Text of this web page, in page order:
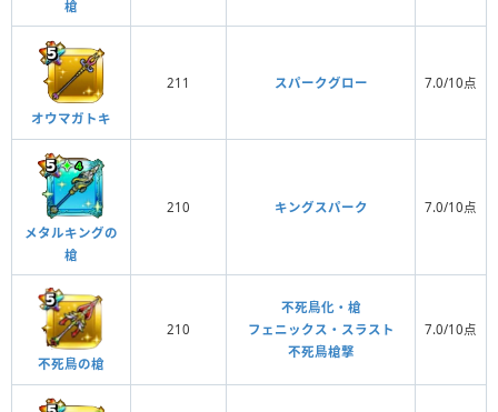
槍
オウマガトキ
211 スパークグロー 7.0/10点
メタルキングの
槍
210 キングスパーク 7.0/10点
不死鳥の槍
210
不死鳥化・槍
フェニックス・スラスト
不死鳥槍撃
7.0/10点